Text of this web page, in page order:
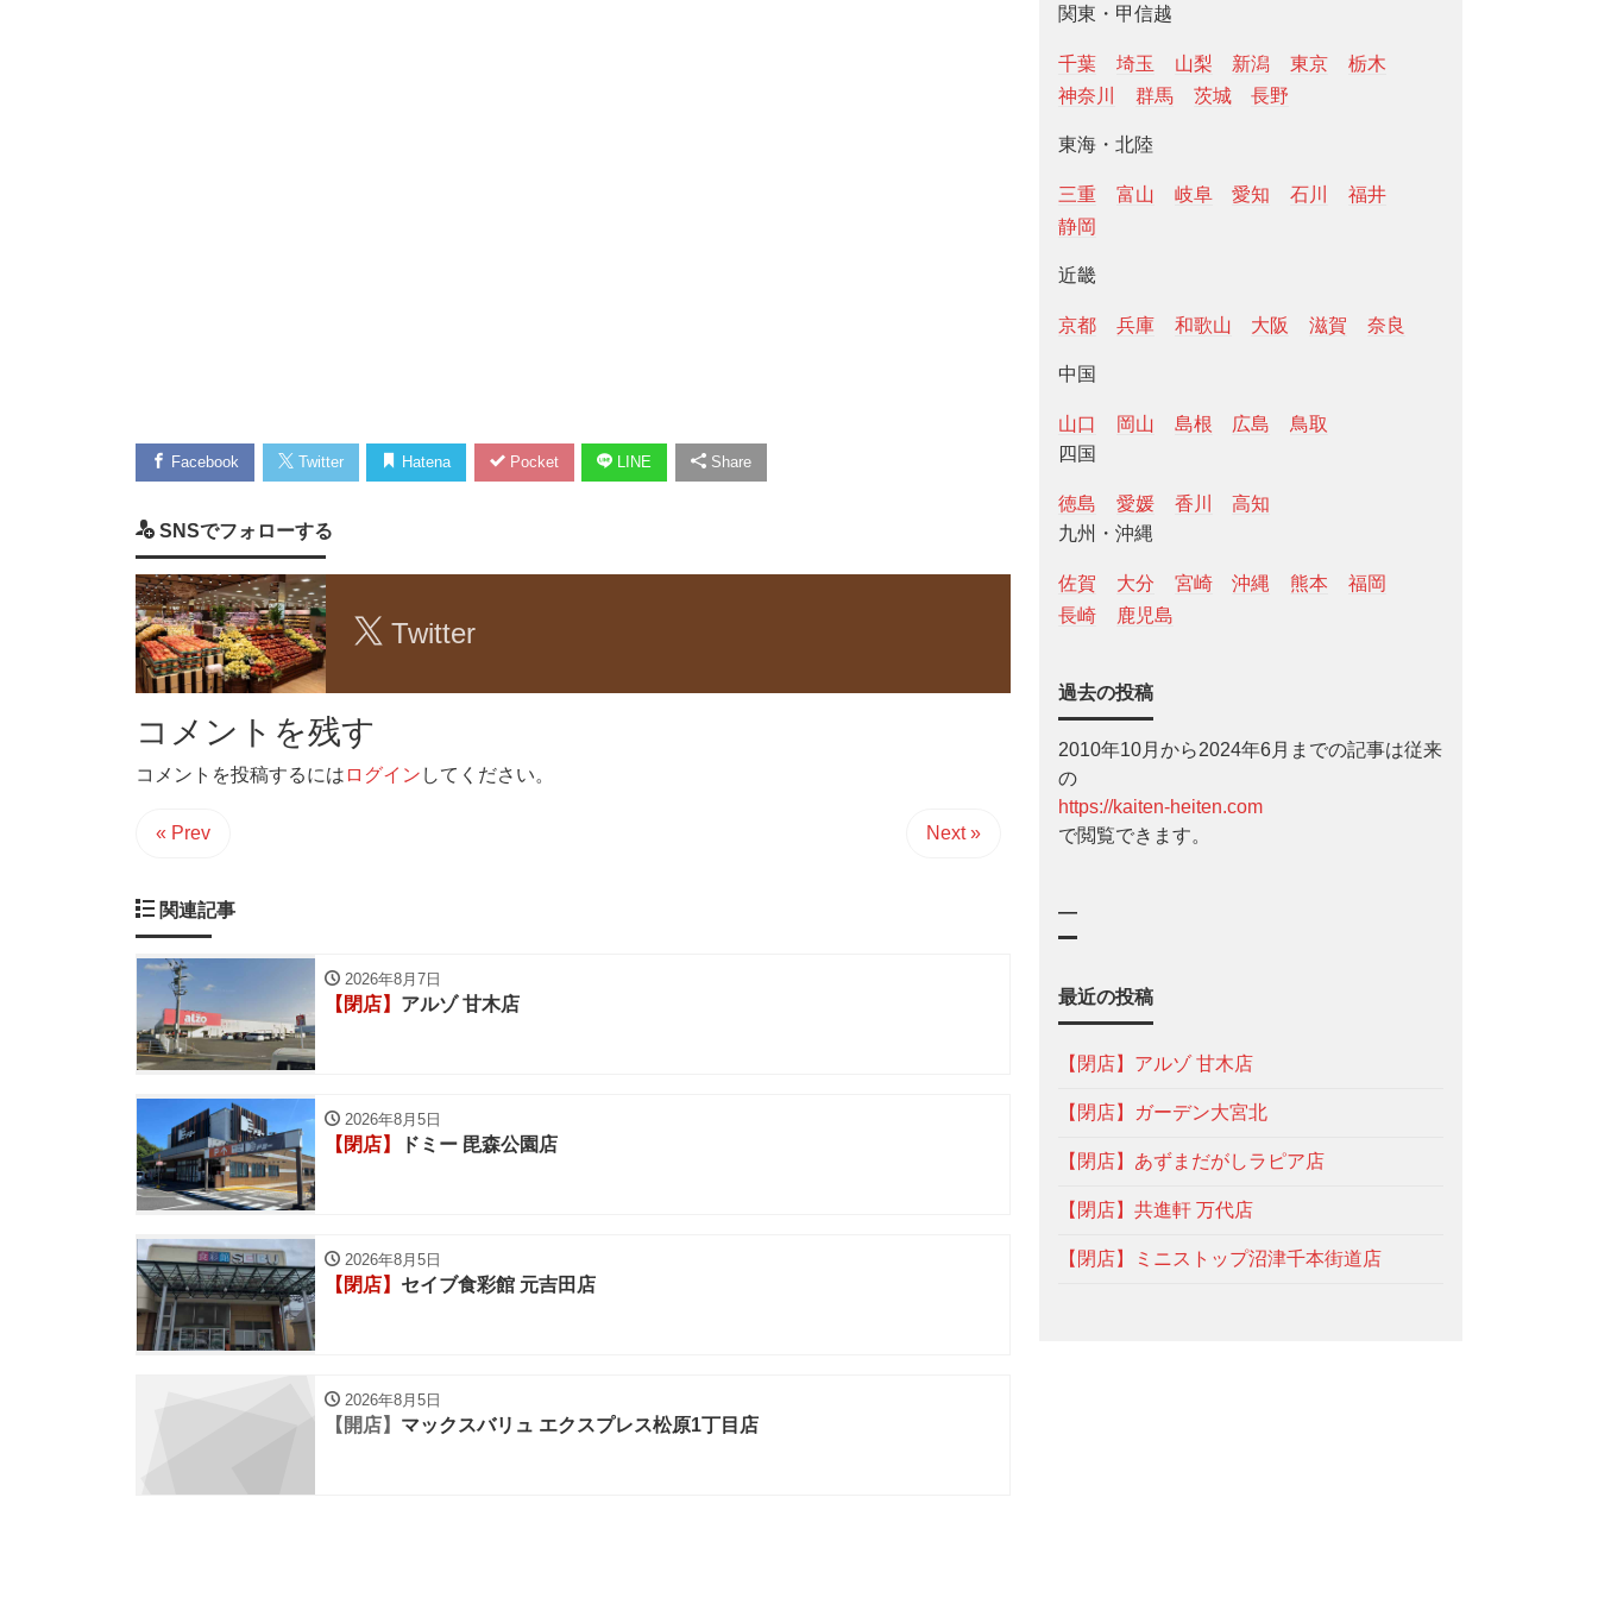
Facebook Twitter Hatena Pocket LINE Share
SNSでフォローする
Twitter
コメントを残す
コメントを投稿するには ログイン してください。
« Prev Next »
関連記事
2026年8月7日
【閉店】 アルゾ 甘木店
2026年8月5日
【閉店】 ドミー 毘森公園店
2026年8月5日
【閉店】 セイブ食彩館 元吉田店
2026年8月5日
【開店】 マックスバリュ エクスプレス松原1丁目店
関東・甲信越
千葉 埼玉 山梨 新潟 東京
栃木
神奈川
群馬 茨城 長野
東海・北陸
三重 富山 岐阜 愛知 石川
福井
静岡
近畿
京都 兵庫 和歌山 大阪 滋賀 奈良
中国
山口 岡山 島根 広島
鳥取
四国
徳島 愛媛 香川
高知
九州・沖縄
佐賀 大分 宮崎 沖縄 熊本
福岡
長崎
鹿児島
過去の投稿
2010年10月から2024年6月までの記事は従来
の
https://kaiten-heiten.com
で閲覧できます。
—
最近の投稿
【閉店】アルゾ 甘木店
【閉店】ガーデン大宮北
【閉店】あずまだがしラピア店
【閉店】共進軒 万代店
【閉店】ミニストップ沼津千本街道店